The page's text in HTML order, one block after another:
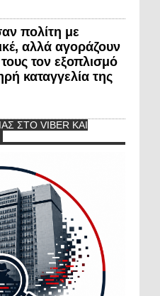
πολίτη με
αλλά αγοράζουν
τον εξοπλισμό
καταγγελία της
ΣΤΟ VIBER ΚΑΙ